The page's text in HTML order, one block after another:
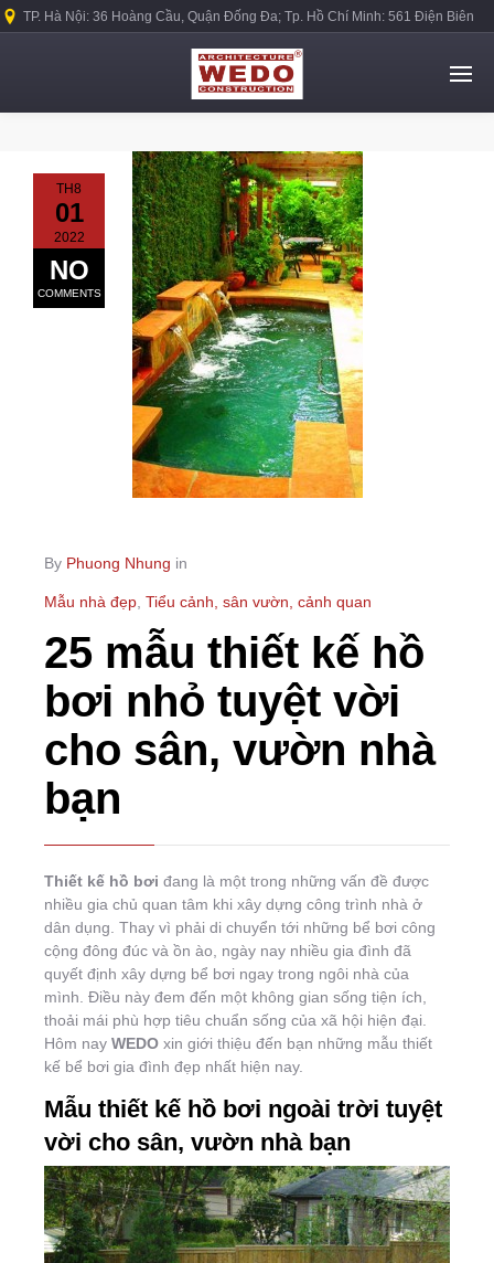
TP. Hà Nội: 36 Hoàng Cầu, Quận Đống Đa; Tp. Hồ Chí Minh: 561 Điện Biên
TH8
01
2022
NO
COMMENTS
By Phuong Nhung in
Mẫu nhà đẹp Tiểu cảnh, sân vườn, cảnh quan
25 mẫu thiết kế hồ
bơi nhỏ tuyệt vời
cho sân, vườn nhà
bạn
Thiết kế hồ bơi đang là một trong những vấn đề được
nhiều gia chủ quan tâm khi xây dựng công trình nhà ở
dân dụng. Thay vì phải di chuyển tới những bể bơi công
cộng đông đúc và ồn ào, ngày nay nhiều gia đình đã
quyết định xây dựng bể bơi ngay trong ngôi nhà của
mình. Điều này đem đến một không gian sống tiện ích,
thoải mái phù hợp tiêu chuẩn sống của xã hội hiện đại.
Hôm nay WEDO xin giới thiệu đến bạn những mẫu thiết
kế bể bơi gia đình đẹp nhất hiện nay.
Mẫu thiết kế hồ bơi ngoài trời tuyệt
vời cho sân, vườn nhà bạn